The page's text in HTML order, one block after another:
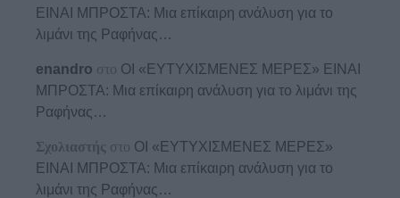
ΕΙΝΑΙ ΜΠΡΟΣΤΑ: Μια επίκαιρη ανάλυση για το
λιμάνι της Ραφήνας…
enandro στο ΟΙ «ΕΥΤΥΧΙΣΜΕΝΕΣ ΜΕΡΕΣ» ΕΙΝΑΙ
ΜΠΡΟΣΤΑ: Μια επίκαιρη ανάλυση για το λιμάνι της
Ραφήνας…
Σχολιαστής στο ΟΙ «ΕΥΤΥΧΙΣΜΕΝΕΣ ΜΕΡΕΣ»
ΕΙΝΑΙ ΜΠΡΟΣΤΑ: Μια επίκαιρη ανάλυση για το
λιμάνι της Ραφήνας…